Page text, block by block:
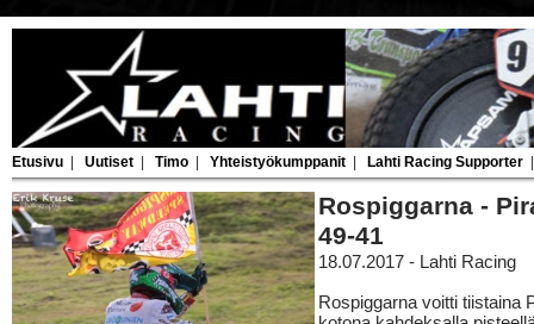
Etusivu Uutiset Timo Yhteistyökumppanit Lahti Racing Supporter
Rospiggarna -
49-41
18.07.2017 - Lahti Racing
Rospiggarna voitti tiistaina